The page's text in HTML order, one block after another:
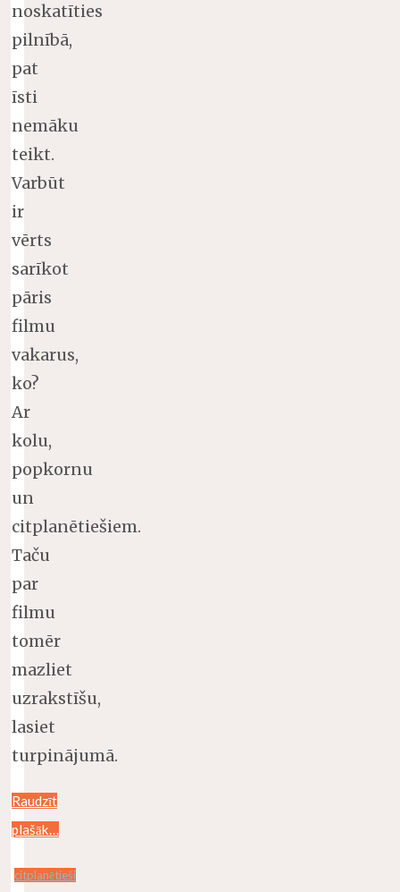
noskatīties
pilnībā,
pat
īsti
nemāku
teikt.
Varbūt
ir
vērts
sarīkot
pāris
filmu
vakarus,
ko?
Ar
kolu,
popkornu
un
citplanētiešiem.
Taču
par
filmu
tomēr
mazliet
uzrakstīšu,
lasiet
turpinājumā.
Raudzīt
plašāk…
citplanētieši